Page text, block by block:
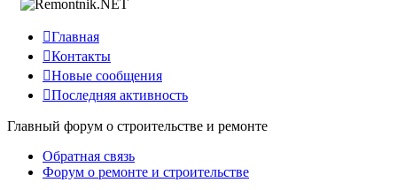
Главная
Контакты
Новые сообщения
Последняя активность
Главный форум о строительстве и ремонте
Обратная связь
Форум о ремонте и строительстве